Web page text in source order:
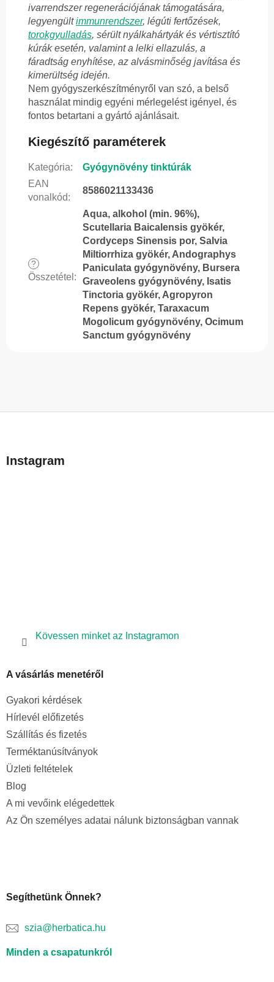
ivarrendszer regenerációjának támogatására,
legyengültimmunrendszer, légúti fertőzések,
torokgyulladás, sérült nyálkahártyák és vértisztító
kúrák esetén, valamint a lelki ellazulás, a
fáradtság enyhítése, az alvásminőség javítása és
kimerültség idején.
Nem gyógyszerkészítményről van szó, a belső
használat mindig egyéni mérlegelést igényel, és
fontos betartani a gyártó ajánlásait.
Kiegészítő paraméterek
Kategória:
Gyógynövény tinktúrák
EAN
vonalkód:
8586021133436
?
Összetétel :
Aqua, alkohol (min. 96%),
Scutellaria Baicalensis gyökér,
Cordyceps Sinensis por, Salvia
Miltiorrhiza gyökér, Andographys
Paniculata gyógynövény, Bursera
Graveolens gyógynövény, Isatis
Tinctoria gyökér, Agropyron
Repens gyökér, Taraxacum
Mogolicum gyógynövény, Ocimum
Sanctum gyógynövény
Instagram
Kövessen minket az Instagramon
A vásárlás menetéről
Gyakori kérdések
Hírlevél előfizetés
Szállítás és fizetés
Terméktanúsítványok
Üzleti feltételek
Blog
A mi vevőink elégedettek
Az Ön személyes adatai nálunk biztonságban vannak
Segíthetünk Önnek?
szia@herbatica.hu
Minden a csapatunkról